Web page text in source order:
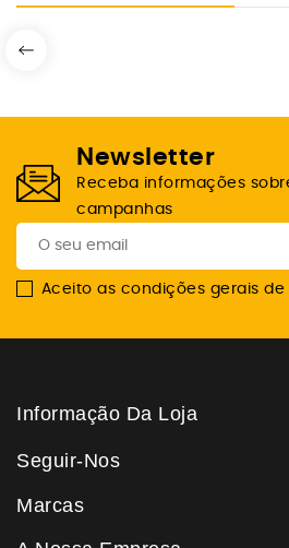
Newsletter
Receba informações
campanhas
Aceito as condições gerais de
Informação Da Loja
Seguir-Nos
Marcas